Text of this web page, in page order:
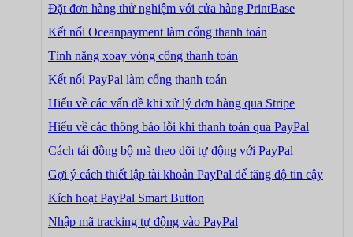
Đặt đơn hàng thử nghiệm với cửa hàng PrintBase
Kết nối Oceanpayment làm cổng thanh toán
Tính năng xoay vòng cổng thanh toán
Kết nối PayPal làm cổng thanh toán
Hiểu về các vấn đề khi xử lý đơn hàng qua Stripe
Hiểu về các thông báo lỗi khi thanh toán qua PayPal
Cách tái đồng bộ mã theo dõi tự động với PayPal
Gợi ý cách thiết lập tài khoản PayPal để tăng độ tin cậy
Kích hoạt PayPal Smart Button
Nhập mã tracking tự động vào PayPal